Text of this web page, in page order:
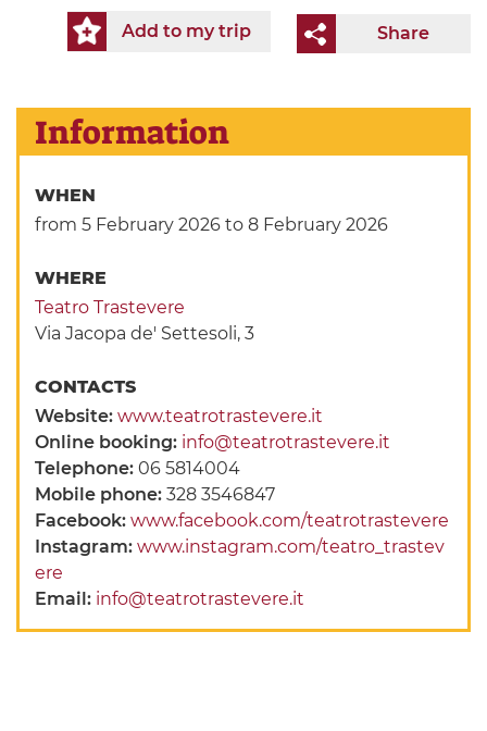
Share
Add to my trip
Information
WHEN
from 5 February 2026 to 8 February 2026
WHERE
Teatro Trastevere
Via Jacopa de' Settesoli, 3
CONTACTS
Website:www.teatrotrastevere.it
Online booking: info@teatrotrastevere.it
Telephone:06 5814004
Mobile phone:328 3546847
Facebook:www.facebook.com/teatrotrastevere
Instagram:www.instagram.com/teatro_trastev
ere
Email: info@teatrotrastevere.it